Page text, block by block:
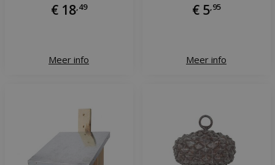
€ 18 49
Meer info
€ 5 95
Meer info